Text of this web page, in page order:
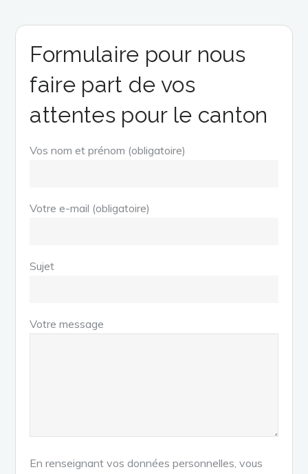
des
articles
Formulaire pour nous
faire part de vos
attentes pour le canton
Vos nom et prénom (obligatoire)
Votre e-mail (obligatoire)
Sujet
Votre message
En renseignant vos données personnelles, vous